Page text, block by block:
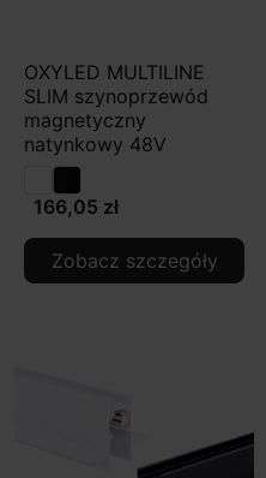
OXYLED MULTILINE
SLIM szynoprzewód
magnetyczny
natynkowy 48V
166,05 zł
Zobacz szczegóły